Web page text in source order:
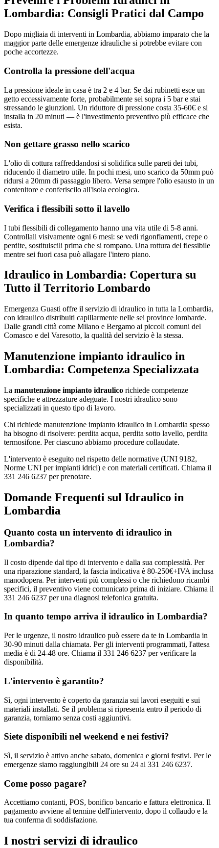
Lombardia: Consigli Pratici dal Campo
Dopo migliaia di interventi in Lombardia, abbiamo imparato che la
maggior parte delle emergenze idrauliche si potrebbe evitare con
poche accortezze.
Controlla la pressione dell'acqua
La pressione ideale in casa è tra 2 e 4 bar. Se dai rubinetti esce un
getto eccessivamente forte, probabilmente sei sopra i 5 bar e stai
stressando le giunzioni. Un riduttore di pressione costa 35-60€ e si
installa in 20 minuti — è l'investimento preventivo più efficace che
esista.
Non gettare grasso nello scarico
L'olio di cottura raffreddandosi si solidifica sulle pareti dei tubi,
riducendo il diametro utile. In pochi mesi, uno scarico da 50mm può
ridursi a 20mm di passaggio libero. Versa sempre l'olio esausto in un
contenitore e conferiscilo all'isola ecologica.
Verifica i flessibili sotto il lavello
I tubi flessibili di collegamento hanno una vita utile di 5-8 anni.
Controllali visivamente ogni 6 mesi: se vedi rigonfiamenti, crepe o
perdite, sostituiscili prima che si rompano. Una rottura del flessibile
mentre sei fuori casa può allagare l'intero piano.
Idraulico in Lombardia: Copertura su
Tutto il Territorio Lombardo
Emergenza Guasti offre il servizio di idraulico in tutta la Lombardia,
con idraulico distribuiti capillarmente nelle sei province lombarde.
Dalle grandi città come Milano e Bergamo ai piccoli comuni del
Comasco e del Varesotto, la qualità del servizio è la stessa.
Manutenzione impianto idraulico in
Lombardia: Competenza Specializzata
La manutenzione impianto idraulico richiede competenze
specifiche e attrezzature adeguate. I nostri idraulico sono
specializzati in questo tipo di lavoro.
Chi richiede manutenzione impianto idraulico in Lombardia spesso
ha bisogno di risolvere: perdita acqua, perdita sotto lavello, perdita
termosifone. Per ciascuno abbiamo procedure collaudate.
L'intervento è eseguito nel rispetto delle normative (UNI 9182,
Norme UNI per impianti idrici) e con materiali certificati. Chiama il
331 246 6237 per prenotare.
Domande Frequenti sul Idraulico in
Lombardia
Quanto costa un intervento di idraulico in
Lombardia?
Il costo dipende dal tipo di intervento e dalla sua complessità. Per
una riparazione standard, la fascia indicativa è 80-250€+IVA inclusa
manodopera. Per interventi più complessi o che richiedono ricambi
specifici, il preventivo viene comunicato prima di iniziare. Chiama il
331 246 6237 per una diagnosi telefonica gratuita.
In quanto tempo arriva il idraulico in Lombardia?
Per le urgenze, il nostro idraulico può essere da te in Lombardia in
30-90 minuti dalla chiamata. Per gli interventi programmati, l'attesa
media è di 24-48 ore. Chiama il 331 246 6237 per verificare la
disponibilità.
L'intervento è garantito?
Sì, ogni intervento è coperto da garanzia sui lavori eseguiti e sui
materiali installati. Se il problema si ripresenta entro il periodo di
garanzia, torniamo senza costi aggiuntivi.
Siete disponibili nel weekend e nei festivi?
Sì, il servizio è attivo anche sabato, domenica e giorni festivi. Per le
emergenze siamo raggiungibili 24 ore su 24 al 331 246 6237.
Come posso pagare?
Accettiamo contanti, POS, bonifico bancario e fattura elettronica. Il
pagamento avviene al termine dell'intervento, dopo il collaudo e la
tua conferma di soddisfazione.
I nostri servizi di idraulico